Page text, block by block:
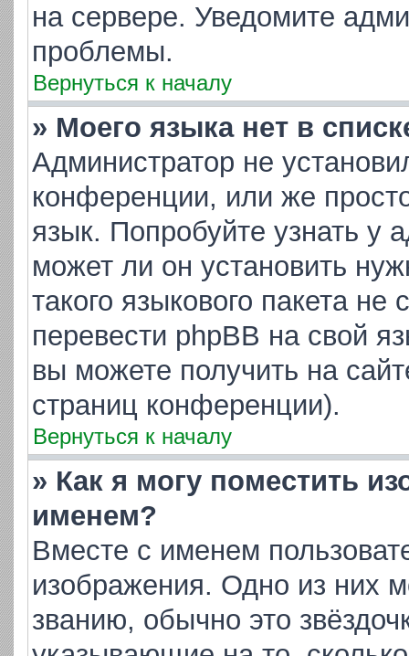
на сервере. Уведомите
проблемы.
Вернуться к началу
» Моего языка нет в
Администратор не
конференции, или же
язык. Попробуйте узнать у
может ли он установить
такого языкового пакета
перевести phpBB на свой
вы можете получить на
страниц конференции).
Вернуться к началу
» Как я могу поместить
именем?
Вместе с именем
изображения. Одно из них
званию, обычно это